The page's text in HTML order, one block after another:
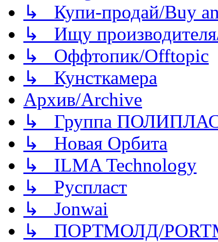
↳ Купи-продай/Buy
↳ Ищу
↳ Оффтопик/Offtopic
↳ Кунсткамера
Архив/Archive
↳ Группа
↳ Новая Орбита
↳ ILMA Technology
↳ Руспласт
↳ Jonwai
↳ ПОРТМОЛД/